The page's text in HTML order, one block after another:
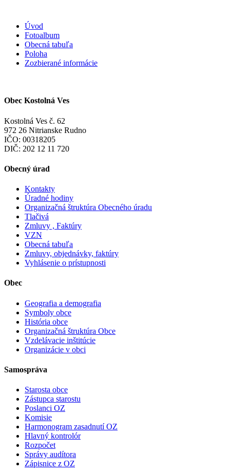
Úvod
Fotoalbum
Obecná tabuľa
Poloha
Zozbierané informácie
Obec Kostolná Ves
Kostolná Ves č. 62
972 26 Nitrianske Rudno
IČO: 00318205
DIČ: 202 12 11 720
Obecný úrad
Kontakty
Úradné hodiny
Organizačná štruktúra Obecného úradu
Tlačivá
Zmluvy , Faktúry
VZN
Obecná tabuľa
Zmluvy, objednávky, faktúry
Vyhlásenie o prístupnosti
Obec
Geografia a demografia
Symboly obce
História obce
Organizačná štruktúra Obce
Vzdelávacie inštitúcie
Organizácie v obci
Samospráva
Starosta obce
Zástupca starostu
Poslanci OZ
Komisie
Harmonogram zasadnutí OZ
Hlavný kontrolór
Rozpočet
Správy audítora
Zápisnice z OZ